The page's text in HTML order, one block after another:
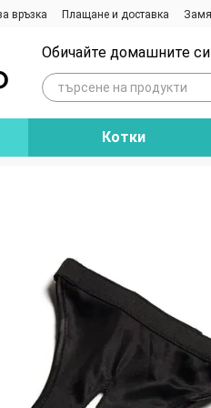
връзка Плащане и доставка
Обичайте домашните
Котки